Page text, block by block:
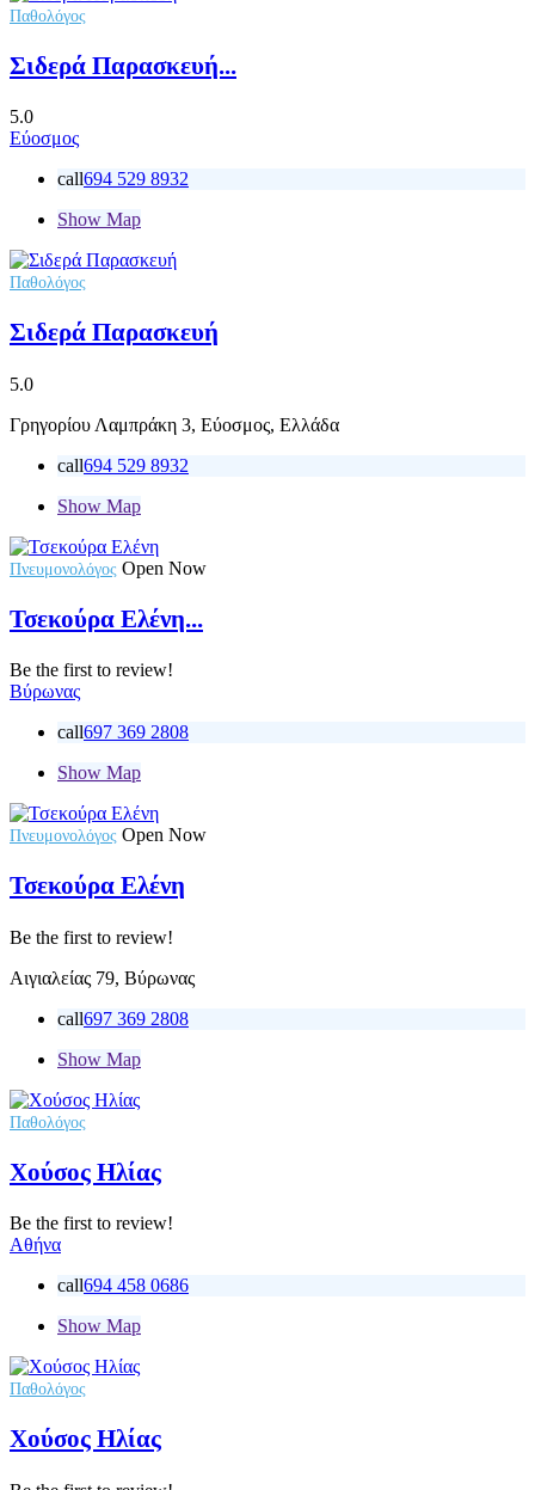
Παθολόγος
Σιδερά Παρασκευή...
5.0
Εύοσμος
call694 529 8932
Show Map
Παθολόγος
Σιδερά Παρασκευή
5.0
Γρηγορίου Λαμπράκη 3, Εύοσμος, Ελλάδα
call694 529 8932
Show Map
Πνευμονολόγος Open Now
Τσεκούρα Ελένη...
Be the first to review!
Βύρωνας
call697 369 2808
Show Map
Πνευμονολόγος Open Now
Τσεκούρα Ελένη
Be the first to review!
Αιγιαλείας 79, Βύρωνας
call697 369 2808
Show Map
Παθολόγος
Χούσος Ηλίας
Be the first to review!
Αθήνα
call694 458 0686
Show Map
Παθολόγος
Χούσος Ηλίας